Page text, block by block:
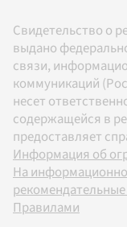
Свидетельство о
выдано
связи,
коммуникаций
несет
содержащейся в
предоставляет
Информация об
На
Правилами